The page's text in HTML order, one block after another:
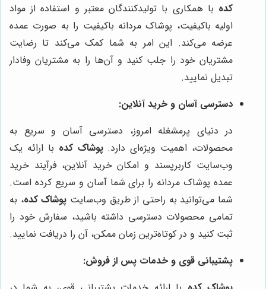
کده با همکاری با تولیدکنندگان معتبر و استفاده از مواد
اولیه باکیفیت، پوشاک مردانه باکیفیت را به صورت عمده
عرضه می‌کند. این امر به شما کمک می‌کند تا رضایت
مشتریان خود را جلب کنید و آن‌ها را به مشتریان وفادار
تبدیل نمایید.
دسترسی آسان و خرید آنلاین:
در دنیای پرمشغله امروز، دسترسی آسان و سریع به
محصولات، اهمیت ویژه‌ای دارد.پوشاک کده با ارائه یک
وب‌سایت کاربرپسند و امکان خرید آنلاین، فرآیند خرید
عمده پوشاک مردانه را برای شما آسان و سریع کرده است.
شما می‌توانید به راحتی از طریق وب‌سایت پوشاک کده، به
تمامی محصولات دسترسی داشته باشید، سفارش خود را
ثبت کنید و در کوتاه‌ترین زمان ممکن، آن را دریافت نمایید.
پشتیبانی قوی و خدمات پس از فروش: